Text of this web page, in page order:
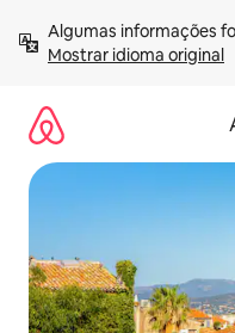
para
Mostrar idioma original